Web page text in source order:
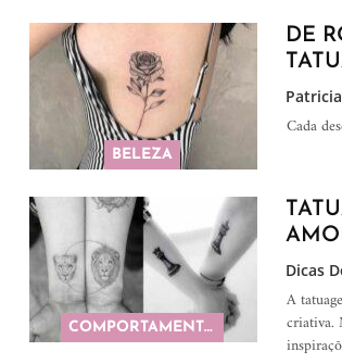
BELEZA
DE
Cada
COMPORTAMENTO
Dicas
A
criativa.